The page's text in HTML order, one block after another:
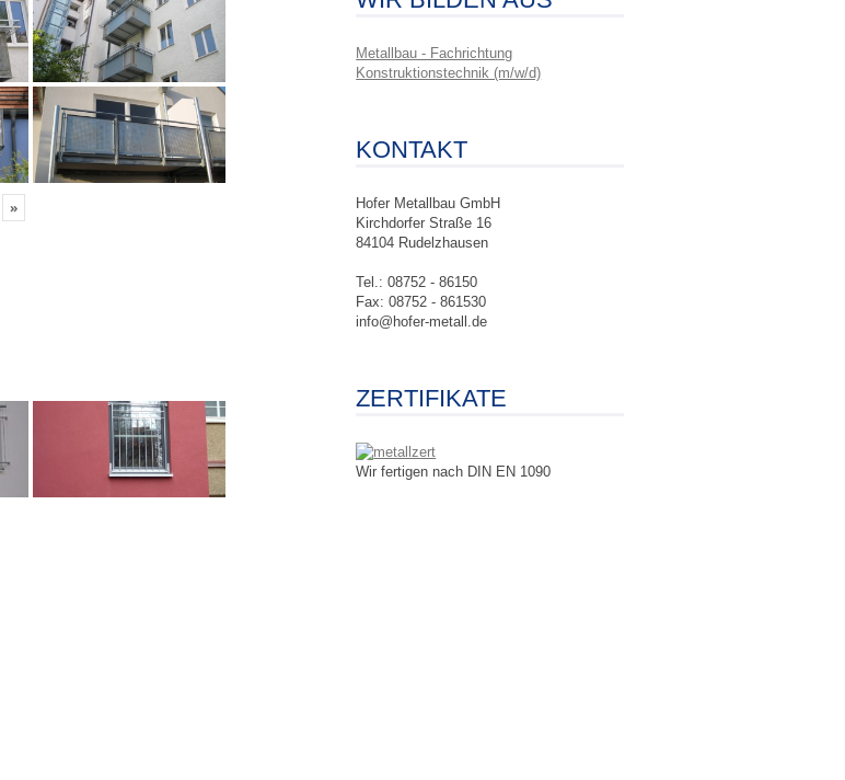
»
Metallbau - Fachrichtung
Konstruktionstechnik (m/w/d)
KONTAKT
Hofer Metallbau GmbH
Kirchdorfer Straße 16
84104 Rudelzhausen
Tel.: 08752 - 86150
Fax: 08752 - 861530
info@hofer-metall.de
ZERTIFIKATE
Wir fertigen nach DIN EN 1090